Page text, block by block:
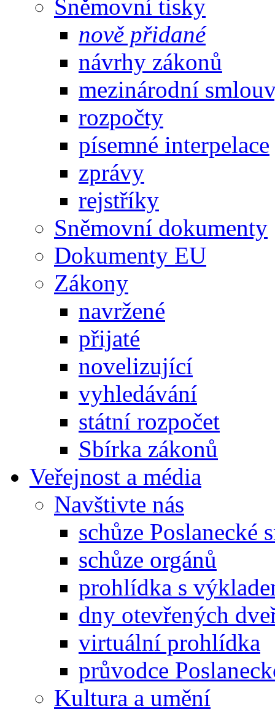
Sněmovní tisky
nově přidané
návrhy zákonů
mezinárodní
rozpočty
písemné interpelace
zprávy
rejstříky
Sněmovní dokumenty
Dokumenty EU
Zákony
navržené
přijaté
novelizující
vyhledávání
státní rozpočet
Sbírka zákonů
Veřejnost a média
Navštivte nás
schůze Poslanecké
schůze orgánů
prohlídka s
dny otevřených
virtuální prohlídka
průvodce
Kultura a umění